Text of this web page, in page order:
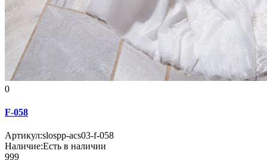
0
F-058
Артикул:slospp-acs03-f-058
Наличие:Есть в наличии
999